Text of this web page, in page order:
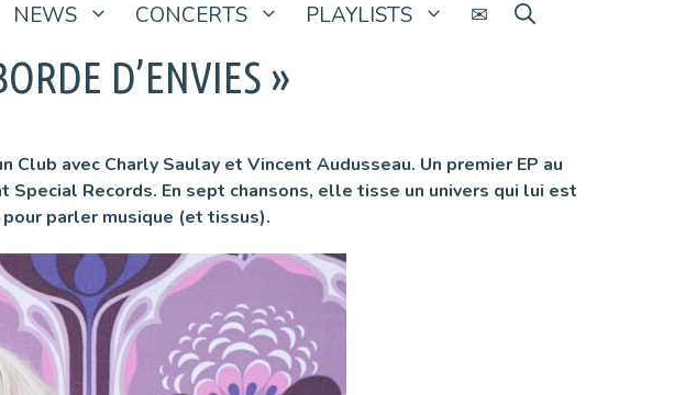
NEWS CONCERTS PLAYLISTS ✉
D’ENVIES »
avec Charly Saulay et Vincent Audusseau. Un premier EP au
Records. En sept chansons, elle tisse un univers qui lui est
parler musique (et tissus).